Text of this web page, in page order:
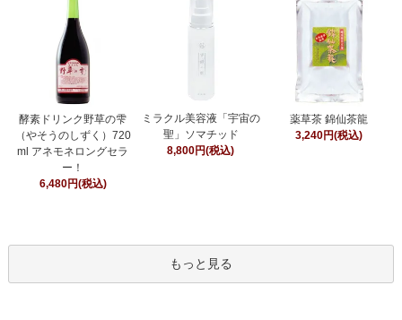
酵素ドリンク野草の雫
（やそうのしずく）720
ml アネモネロングセラ
ー！
6,480円(税込)
ミラクル美容液「宇宙の
聖」ソマチッド
8,800円(税込)
薬草茶 錦仙茶龍
3,240円(税込)
もっと見る